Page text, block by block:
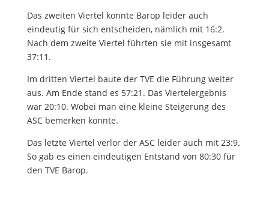
Das zweiten Viertel konnte Barop leider auch
eindeutig für sich entscheiden, nämlich mit 16:2.
Nach dem zweite Viertel führten sie mit insgesamt
37:11.
Im dritten Viertel baute der TVE die Führung weiter
aus. Am Ende stand es 57:21. Das Viertelergebnis
war 20:10. Wobei man eine kleine Steigerung des
ASC bemerken konnte.
Das letzte Viertel verlor der ASC leider auch mit 23:9.
So gab es einen eindeutigen Entstand von 80:30 für
den TVE Barop.